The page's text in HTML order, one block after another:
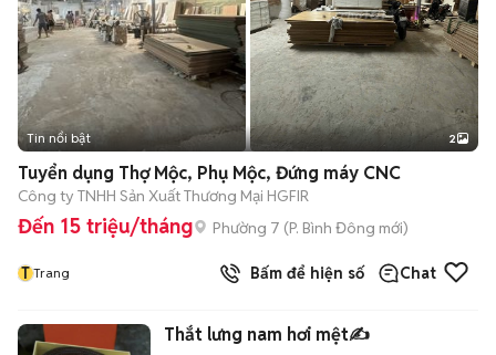
Tin nổi bật 2
Tuyển dụng Thợ Mộc, Phụ Mộc, Đứng máy CNC
Công ty TNHH Sản Xuất Thương Mại HGFIR
Đến 15 triệu/tháng Phường 7 (P. Bình Đông mới)
T Trang Bấm để hiện số Chat
Thắt lưng nam hơi mệt✍️